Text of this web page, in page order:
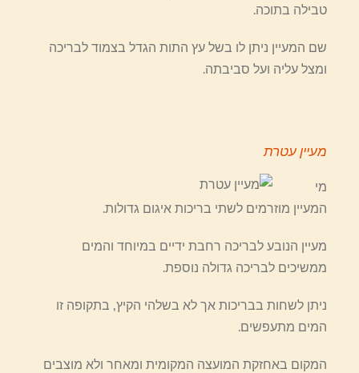
טבילה בתוכה.
שם המעיין ניתן לו בשל עץ התות הגדל בצמוד לבריכה
ומצל עליה ועל סביבתה.
מעיין עטרת
מי
המעיין מוזרמים לשתי בריכות איגום גדולות.
מעיין הנובע לבריכה רחבת ידיים במיוחד והמים
ממשיכים לבריכה גדולה נוספת.
ניתן לשחות בבריכות אך לא בשלהי הקיץ, בתקופה זו
המים מתעפשים.
המקום באחזקת המועצה המקומית ומאחר ולא מוצבים